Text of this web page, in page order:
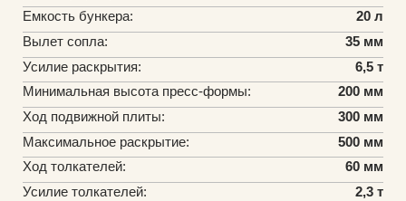
Емкость бункера:
20 л
Вылет сопла:
35 мм
Усилие раскрытия:
6,5 т
Минимальная высота пресс-формы:
200 мм
Ход подвижной плиты:
300 мм
Максимальное раскрытие:
500 мм
Ход толкателей:
60 мм
Усилие толкателей:
2,3 т